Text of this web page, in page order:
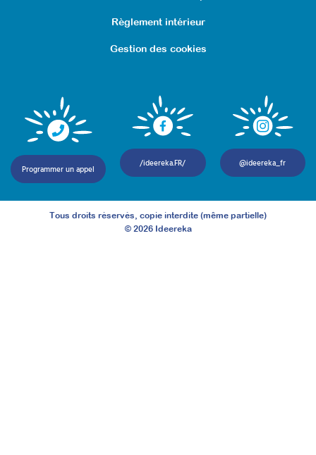
Règlement intérieur
Gestion des cookies
Programmer un appel
/ideereka.FR/ @ideereka_fr
Tous droits réservés, copie interdite (même partielle)
© 2026Ideereka